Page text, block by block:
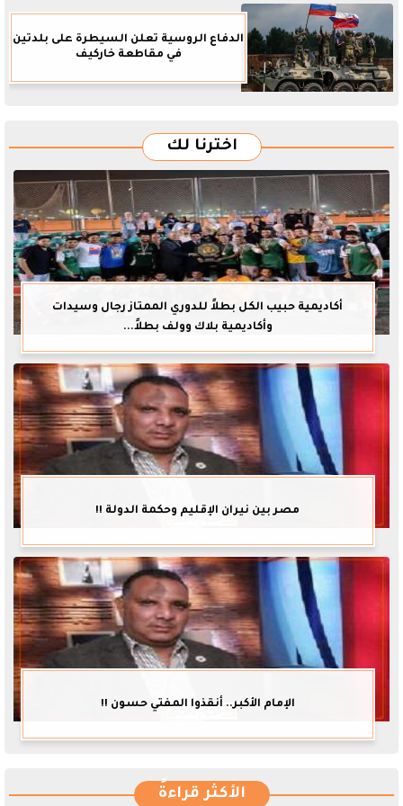
الدفاع الروسية تعلن السيطرة على بلدتين
في مقاطعة خاركيف
اخترنا لك
أكاديمية حبيب الكل بطلاً للدوري الممتاز رجال وسيدات
وأكاديمية بلاك وولف بطلاً...
مصر بين نيران الإقليم وحكمة الدولة !!
الإمام الأكبر.. أنقذوا المفتي حسون !!
الأكثر قراءةً